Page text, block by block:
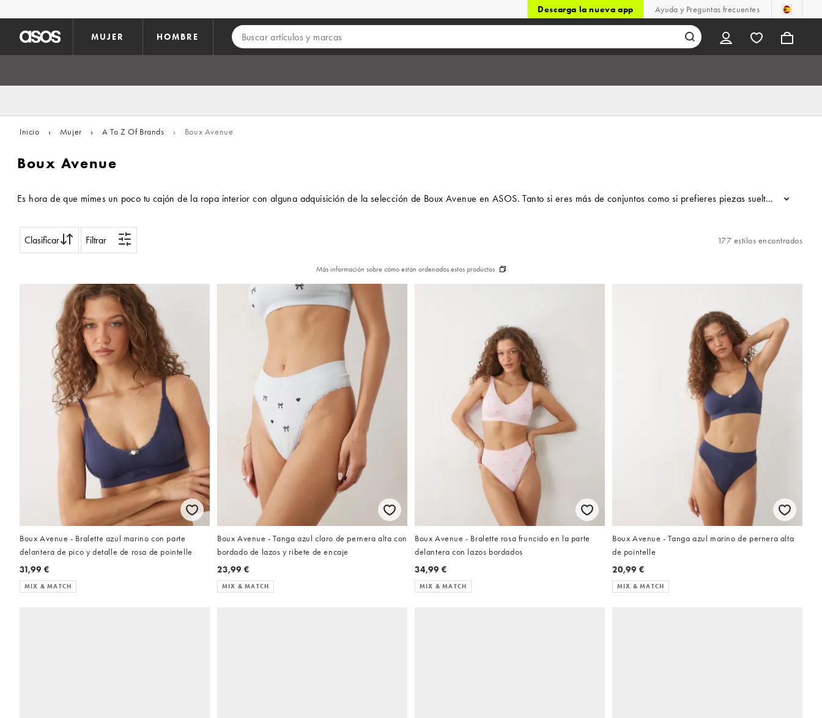
Descarga la nueva app Ayuda y Preguntas frecuentes
MUJER HOMBRE
Inicio › Mujer › A To Z Of Brands › Boux Avenue
Boux Avenue
Es hora de que mimes un poco tu cajón de la ropa interior con alguna adquisición de la selección de Boux Avenue en ASOS. Tanto si eres más de conjuntos como si prefieres piezas sueltas para
...
Clasificar Filtrar 177 estilos encontrados
Más información sobre cómo están ordenados estos productos
Boux Avenue - Bralette azul marino con parte
delantera de pico y detalle de rosa de pointelle
31,99 €
MIX & MATCH
Boux Avenue - Tanga azul claro de pernera alta con
bordado de lazos y ribete de encaje
23,99 €
MIX & MATCH
Boux Avenue - Bralette rosa fruncido en la parte
delantera con lazos bordados
34,99 €
MIX & MATCH
Boux Avenue - Tanga azul marino de pernera alta
de pointelle
20,99 €
MIX & MATCH